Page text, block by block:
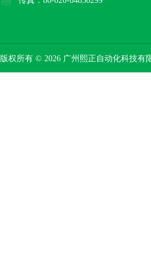
版权所有 © 2026 广州熙正自动化科技有